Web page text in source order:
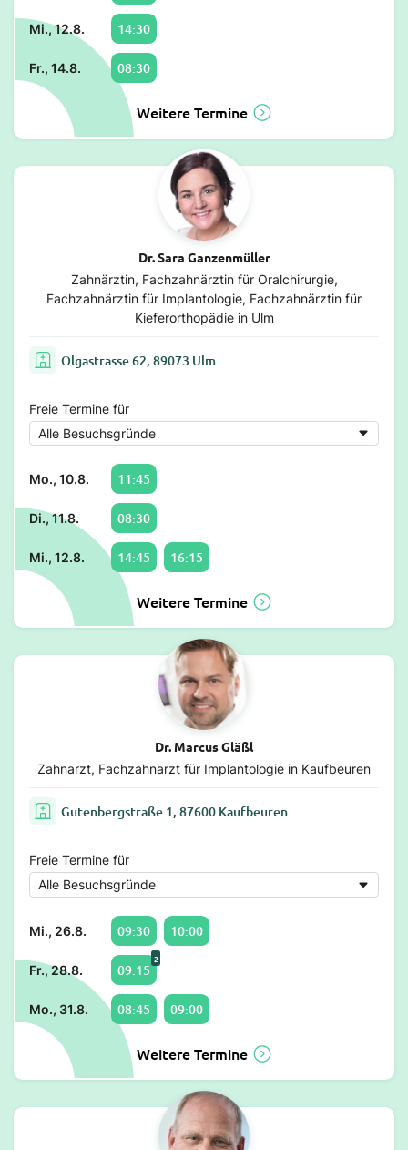
Mi., 12.8. 14:30
Fr., 14.8. 08:30
Weitere Termine
Dr. Sara Ganzenmüller
Zahnärztin, Fachzahnärztin für Oralchirurgie,
Fachzahnärztin für Implantologie, Fachzahnärztin für
Kieferorthopädie in Ulm
Olgastrasse 62, 89073 Ulm
Freie Termine für
Mo., 10.8. 11:45
Di., 11.8. 08:30
Mi., 12.8. 14:45 16:15
Weitere Termine
Dr. Marcus Gläßl
Zahnarzt, Fachzahnarzt für Implantologie in Kaufbeuren
Gutenbergstraße 1, 87600 Kaufbeuren
Freie Termine für
Mi., 26.8. 09:30 10:00
Fr., 28.8. 09:15
2
Mo., 31.8. 08:45 09:00
Weitere Termine